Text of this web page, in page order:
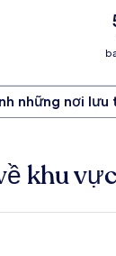
những nơi
khu